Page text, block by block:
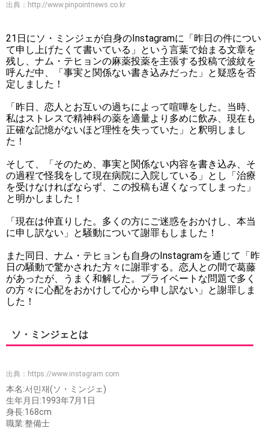
出典： http://www.pinpointnews.co.kr
21日にソ・ミンジェが自身のInstagramに「昨日の件につい
て申し上げたくて書いている」という言葉で始まる文章を
残し、ナム・テヒョンの麻薬投薬を主張する投稿で波紋を
呼んだ中、「事実と関係ない書き込みだった」と疑惑を否
定しました！
「昨日、恋人とお互いの過ちによって喧嘩をした。当時、
私はストレスで精神科の薬を適量より多めに飲み、現在も
正確な記憶がないほど理性を失っていた」と釈明しまし
た！
そして、「そのため、事実と関係ない内容を書き込み、そ
の過程で怪我をして現在病院に入院している」とし「治療
を受けなければならず、この投稿も遅くなってしまった」
と明かしました！
「現在は仲直りした。多くの方にご迷惑をおかけし、本当
に申し訳ない」と騒動について謝罪もしました！
また同日、ナム・テヒョンも自身のInstagramを通じて「昨
日の騒動で驚かされた方々に謝罪する。恋人との間で葛藤
があったが、うまく和解した。プライベートな問題で多く
の方々に心配をおかけして心から申し訳ない」と謝罪しま
した！
ソ・ミンジェとは
出典： https://www.instagram.com
本名:서민재(ソ・ミンジェ)
生年月日:1993年7月1日
身長:168cm
職業:整備士